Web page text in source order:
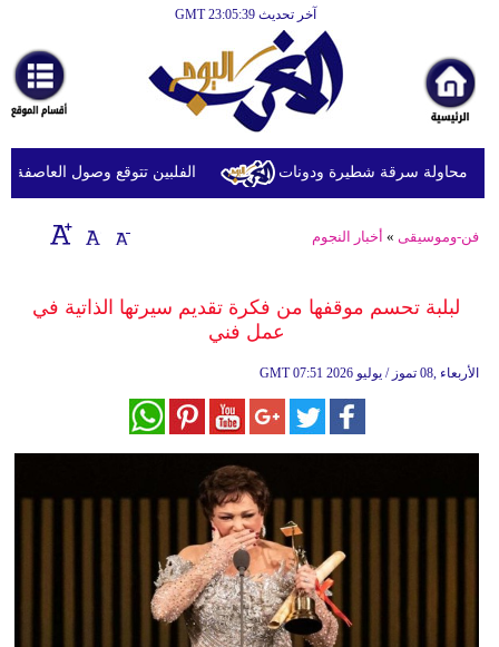
آخر تحديث GMT 23:05:39
أخبارعاجلة
رياضة
ثقافة
إقتصاد
وموسيقى
الفلبين تتوقع وصول العاصفة محاولة سرقة شطيرة ودونات
فن-وموسيقى » أخبار النجوم
لبلبة تحسم موقفها من فكرة تقديم سيرتها الذاتية في
عمل فني
GMT 07:51 2026 الأربعاء ,08 تموز / يوليو